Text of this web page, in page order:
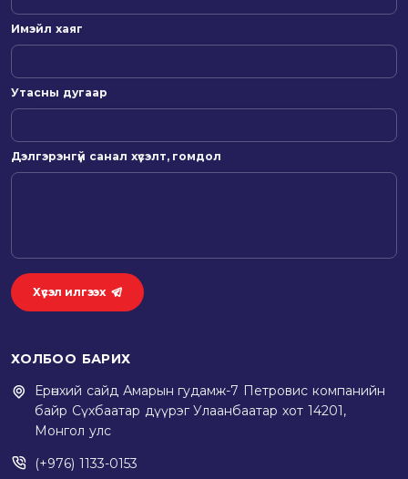
Имэйл хаяг
Утасны дугаар
Дэлгэрэнгүй санал хүсэлт, гомдол
Хүсэл илгээх
ХОЛБОО БАРИХ
Ерөнхий сайд Амарын гудамж-7 Петровис компанийн
байр Сүхбаатар дүүрэг Улаанбаатар хот 14201,
Монгол улс
(+976) 1133-0153